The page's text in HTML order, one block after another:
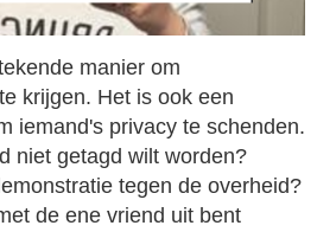
manier om
krijgen. Het is ook een
iemand's privacy te schenden.
niet getagd wilt worden?
tegen de overheid?
de ene vriend uit bent